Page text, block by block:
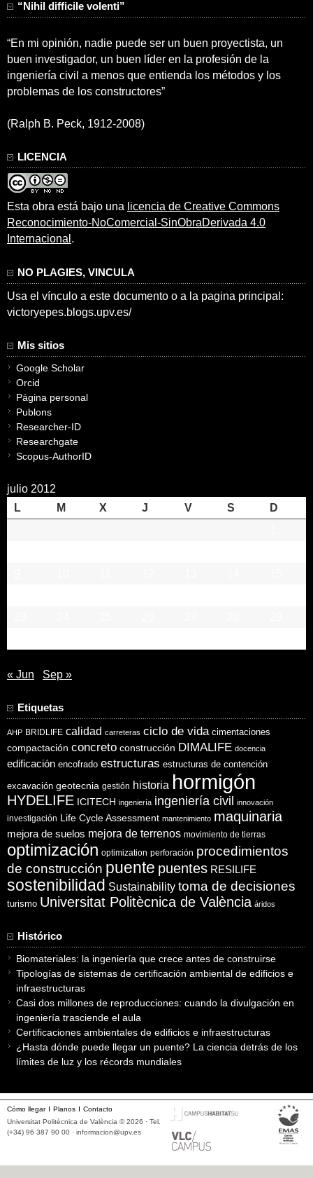
“Nihil difficile volenti”
“En mi opinión, nadie puede ser un buen proyectista, un
buen investigador, un buen líder en la profesión de la
ingeniería civil a menos que entienda los métodos y los
problemas de los constructores”
(Ralph B. Peck, 1912-2008)
LICENCIA
Esta obra está bajo una licencia de Creative Commons
Reconocimiento-NoComercial-SinObraDerivada 4.0
Internacional .
NO PLAGIES, VINCULA
Usa el vínculo a este documento o a la pagina principal:
victoryepes.blogs.upv.es/
Mis sitios
Google Scholar
Orcid
Página personal
Publons
Researcher-ID
Researchgate
Scopus-AuthorID
julio 2012
L
M X J V S
D
« Jun Sep »
Etiquetas
AHP BRIDLIFE calidad carreteras ciclo de vida cimentaciones
compactación concreto construcción DIMALIFE docencia
edificación encofrado estructuras estructuras de contención
excavación geotecnia gestión historia hormigón
HYDELIFE ICITECH ingeniería ingeniería civil innovación
investigación Life Cycle Assessment mantenimiento maquinaria
mejora de suelos mejora de terrenos movimiento de tierras
optimización optimization perforación procedimientos
de construcción puente puentes RESILIFE
sostenibilidad Sustainability toma de decisiones
turismo Universitat Politècnica de València áridos
Histórico
Biomateriales: la ingeniería que crece antes de construirse
Tipologías de sistemas de certificación ambiental de edificios e
infraestructuras
Casi dos millones de reproducciones: cuando la divulgación en
ingeniería trasciende el aula
Certificaciones ambientales de edificios e infraestructuras
¿Hasta dónde puede llegar un puente? La ciencia detrás de los
límites de luz y los récords mundiales
Cómo llegar Planos
Contacto
Universitat Politècnica de València © 2026 · Tel.
(+34) 96 387 90 00 · informacion@upv.es